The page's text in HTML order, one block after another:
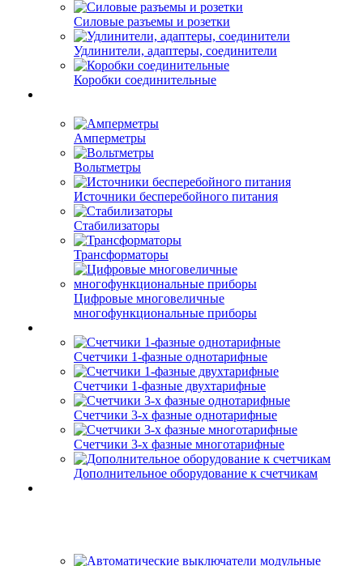
Силовые разъемы и розетки
Удлинители, адаптеры, соединители
Коробки соединительные
Амперметры
Вольтметры
Источники бесперебойного питания
Стабилизаторы
Трансформаторы
Цифровые многовеличные
многофункциональные приборы
Счетчики 1-фазные однотарифные
Счетчики 1-фазные двухтарифные
Счетчики 3-х фазные однотарифные
Счетчики 3-х фазные многотарифные
Дополнительное оборудование к счетчикам